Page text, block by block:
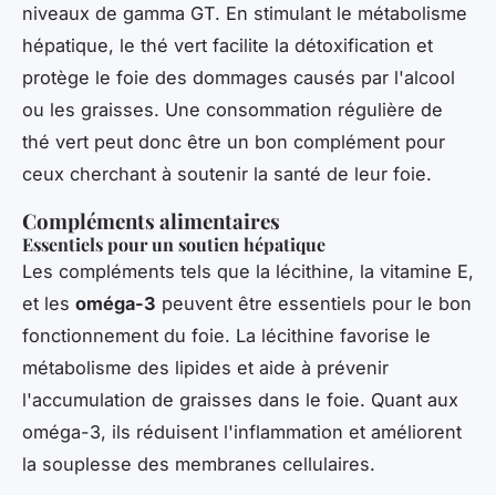
niveaux de gamma GT. En stimulant le métabolisme
hépatique, le thé vert facilite la détoxification et
protège le foie des dommages causés par l'alcool
ou les graisses. Une consommation régulière de
thé vert peut donc être un bon complément pour
ceux cherchant à soutenir la santé de leur foie.
Compléments alimentaires
Essentiels pour un soutien hépatique
Les compléments tels que la lécithine, la vitamine E,
et les oméga-3 peuvent être essentiels pour le bon
fonctionnement du foie. La lécithine favorise le
métabolisme des lipides et aide à prévenir
l'accumulation de graisses dans le foie. Quant aux
oméga-3, ils réduisent l'inflammation et améliorent
la souplesse des membranes cellulaires.